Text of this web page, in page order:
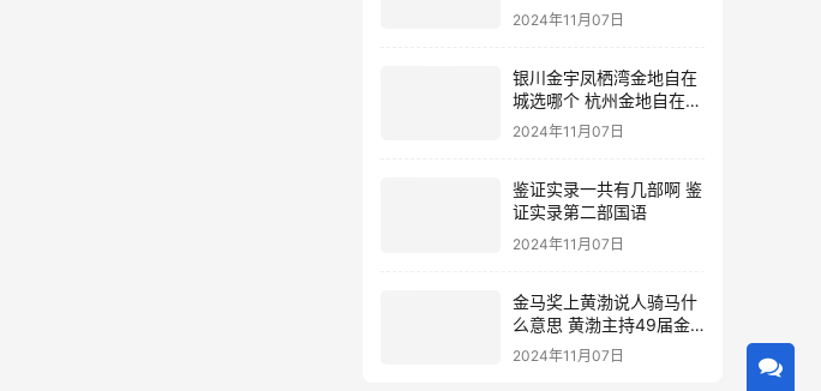
2024年11月07日
银川金宇凤栖湾金地自在
城选哪个 杭州金地自在城
地址
2024年11月07日
鉴证实录一共有几部啊 鉴
证实录第二部国语
2024年11月07日
金马奖上黄渤说人骑马什
么意思 黄渤主持49届金
马奖
2024年11月07日